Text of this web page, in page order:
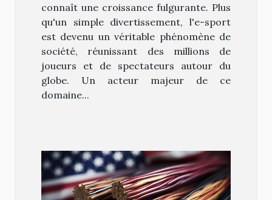
connaît une croissance fulgurante. Plus
qu'un simple divertissement, l'e-sport
est devenu un véritable phénomène de
société, réunissant des millions de
joueurs et de spectateurs autour du
globe. Un acteur majeur de ce
domaine...